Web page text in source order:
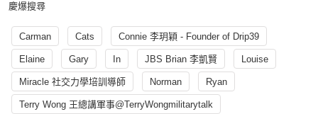
慶爆搜尋
Carman Cats Connie 李玥穎 - Founder of Drip39
Elaine Gary In JBS Brian 李凱賢 Louise
Miracle 社交力學培訓導師 Norman Ryan
Terry Wong 王總講軍事@TerryWongmilitarytalk